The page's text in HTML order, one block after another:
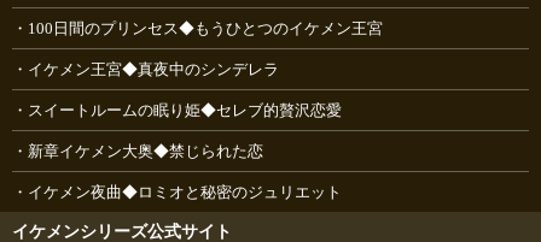
100日間のプリンセス◆もうひとつのイケメン王宮
イケメン王宮◆真夜中のシンデレラ
スイートルームの眠り姫◆セレブ的贅沢恋愛
新章イケメン大奥◆禁じられた恋
イケメン夜曲◆ロミオと秘密のジュリエット
イケメンシリーズ公式サイト